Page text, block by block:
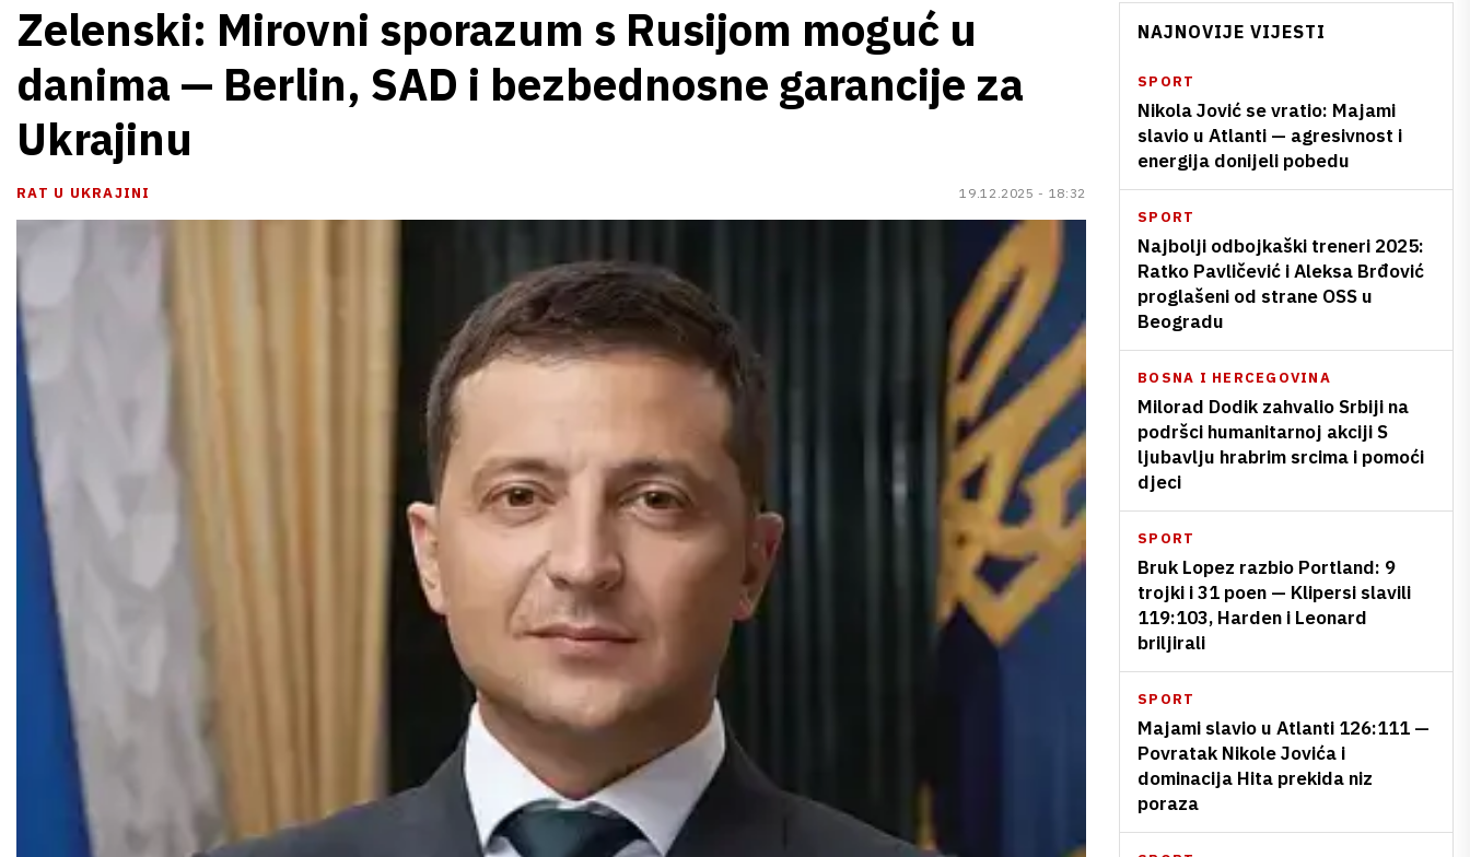
Zelenski: Mirovni sporazum s Rusijom moguć u
danima — Berlin, SAD i bezbednosne garancije za
Ukrajinu
RAT U UKRAJINI 19.12.2025 - 18:32
NAJNOVIJE VIJESTI
SPORT
Nikola Jović se vratio: Majami
slavio u Atlanti — agresivnost i
energija donijeli pobedu
SPORT
Najbolji odbojkaški treneri 2025:
Ratko Pavličević i Aleksa Brđović
proglašeni od strane OSS u
Beogradu
BOSNA I HERCEGOVINA
Milorad Dodik zahvalio Srbiji na
podršci humanitarnoj akciji S
ljubavlju hrabrim srcima i pomoći
djeci
SPORT
Bruk Lopez razbio Portland: 9
trojki i 31 poen — Klipersi slavili
119:103, Harden i Leonard
briljirali
SPORT
Majami slavio u Atlanti 126:111 —
Povratak Nikole Jovića i
dominacija Hita prekida niz
poraza